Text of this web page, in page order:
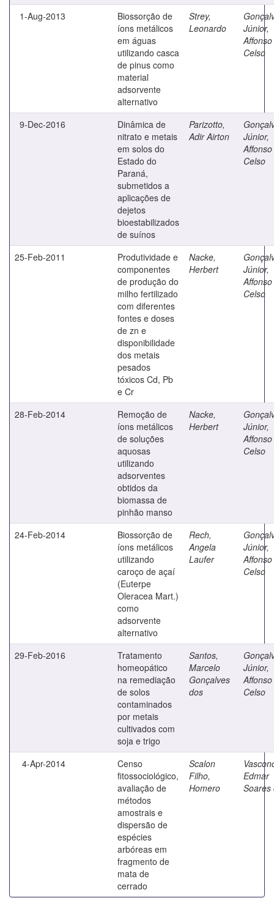
1-Aug-2013
Biossorção de
íons metálicos
em águas
utilizando casca
de pinus como
material
adsorvente
alternativo
Strey,
Leonardo
Júnior,
Affonso
Celso
9-Dec-2016
Dinâmica de
nitrato e metais
em solos do
Estado do
Paraná,
submetidos a
aplicações de
dejetos
bioestabilizados
de suínos
Parizotto,
Adir Airton
Júnior,
Affonso
Celso
25-Feb-2011
Produtividade e
componentes
de produção do
milho fertilizado
com diferentes
fontes e doses
de zn e
disponibilidade
dos metais
pesados
tóxicos Cd, Pb
e Cr
Nacke,
Herbert
Júnior,
Affonso
Celso
28-Feb-2014
Remoção de
íons metálicos
de soluções
aquosas
utilizando
adsorventes
obtidos da
biomassa de
pinhão manso
Nacke,
Herbert
Júnior,
Affonso
Celso
24-Feb-2014
Biossorção de
íons metálicos
utilizando
caroço de açaí
(Euterpe
Oleracea Mart.)
como
adsorvente
alternativo
Rech,
Angela
Laufer
Júnior,
Affonso
Celso
29-Feb-2016
Tratamento
homeopático
na remediação
de solos
contaminados
por metais
cultivados com
soja e trigo
Santos,
Marcelo
Gonçalves
dos
Júnior,
Affonso
Celso
4-Apr-2014
Censo
fitossociológico,
avaliação de
métodos
amostrais e
dispersão de
espécies
arbóreas em
fragmento de
mata de
cerrado
Scalon
Filho,
Homero
Edmar
Soares